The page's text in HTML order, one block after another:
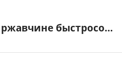
красная RAL3002 0,9 кг "LAZURIT" арт. RAL3002